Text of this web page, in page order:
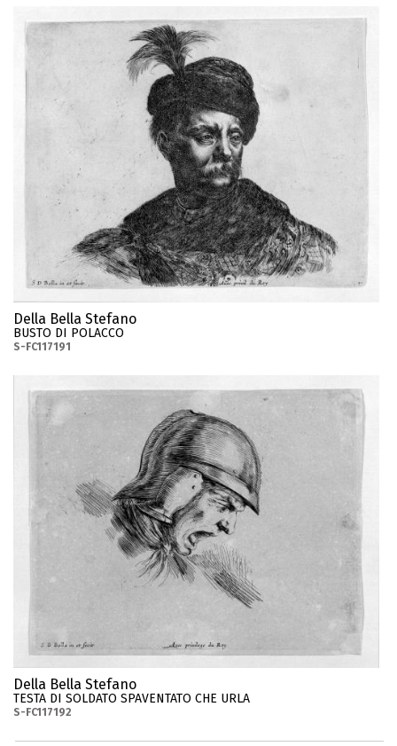
Della Bella Stefano
BUSTO DI POLACCO
S-FC117191
Della Bella Stefano
TESTA DI SOLDATO SPAVENTATO CHE URLA
S-FC117192